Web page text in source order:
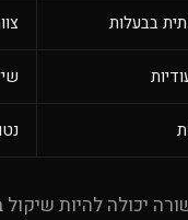
בבעלות
יכולה להיות